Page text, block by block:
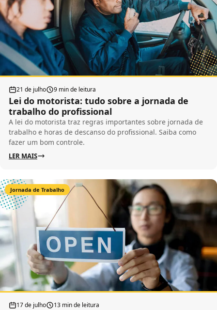
21 de julho 9 min de leitura
Lei do motorista: tudo sobre a jornada de
trabalho do profissional
A lei do motorista traz regras importantes sobre jornada de
trabalho e horas de descanso do profissional. Saiba como
fazer um bom controle.
LER MAIS
Jornada de Trabalho
17 de julho 13 min de leitura